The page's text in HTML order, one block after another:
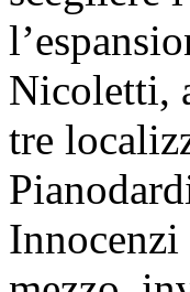
Nicoletti,
tre